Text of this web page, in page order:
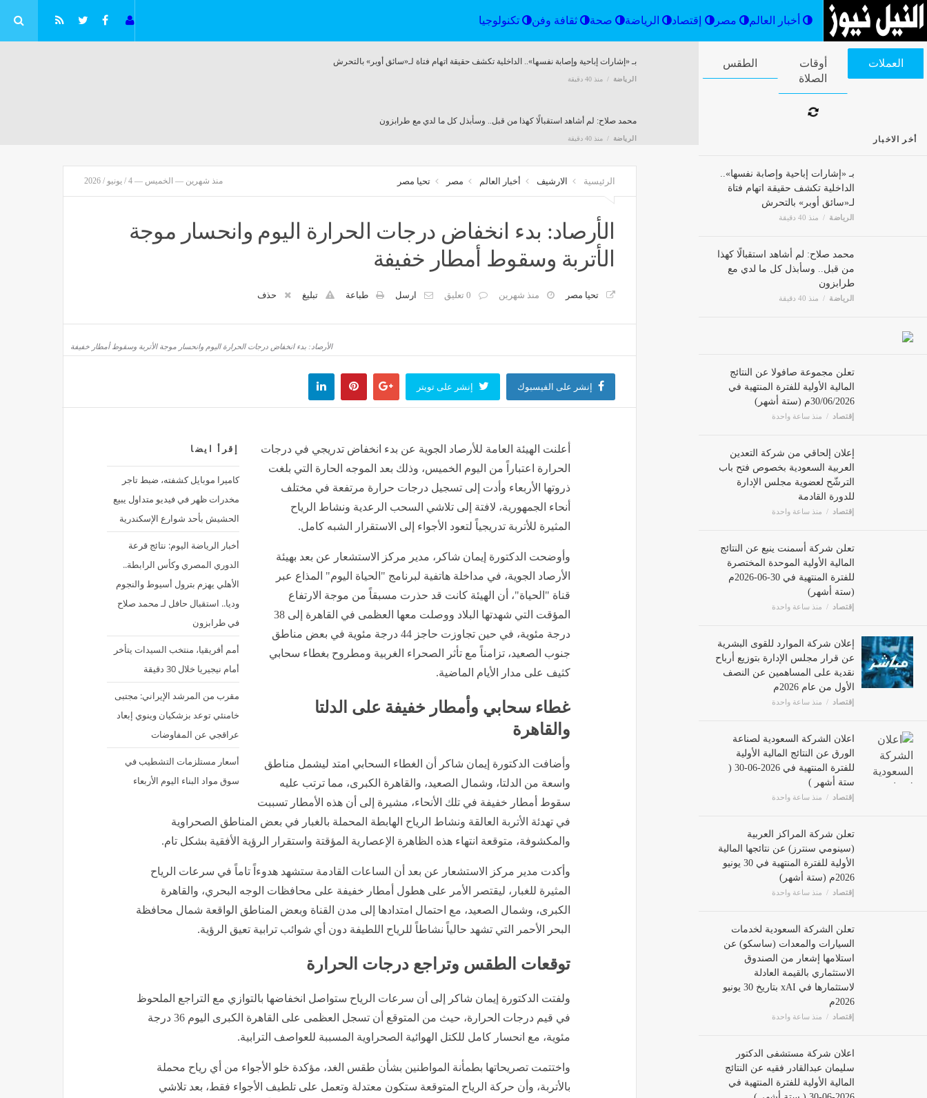
أخبار العالم مصر إقتصاد الرياضة صحة ثقافة وفن
العملات أوقات الصلاة الطقس
أخر الاخبار
الداخلية تكشف حقيقة اتهام فتاة
لـ«سائق أوبر» بالتحرش
منذ 40 دقيقة
محمد صلاح: لم أشاهد استقبالًا كهذا
من قبل.. وسأبذل كل ما لدي مع
طرابزون
الرياضة
المالية الأولية للفترة المنتهية في
30/06/2026م (ستة أشهر)
منذ ساعة واحدة
العربية السعودية بخصوص فتح باب
الترشّح لعضوية مجلس الإدارة
للدورة القادمة
إقتصاد
تعلن شركة أسمنت ينبع عن النتائج
المالية الأولية الموحدة المختصرة
للفترة المنتهية في 30-06-2026م
(ستة أشهر)
إقتصاد منذ ساعة واحدة
عن قرار مجلس الإدارة بتوزيع أرباح
نقدية على المساهمين عن النصف
الأول من عام 2026م
إقتصاد منذ ساعة واحدة
الورق عن النتائج المالية الأولية
ستة أشهر )
منذ ساعة واحدة
(سينومي سنترز) عن نتائجها المالية
الأولية للفترة المنتهية في 30 يونيو
2026م (ستة أشهر)
منذ ساعة واحدة
السيارات والمعدات (ساسكو) عن
استلامها إشعار من الصندوق
الاستثماري بالقيمة العادلة
2026م
سليمان عبدالقادر فقيه عن النتائج
المالية الأولية للفترة المنتهية في
2026-06-30 ( ستة أشهر )
بـ «إشارات إباحية وإصابة نفسها».. الداخلية تكشف حقيقة اتهام فتاة لـ«سائق أوبر» بالتحرش
الرياضة منذ 40 دقيقة
محمد صلاح: لم أشاهد استقبالًا كهذا من قبل.. وسأبذل كل ما لدي مع طرابزون
تعلن مجموعة صافولا عن النتائج المالية الأولية للفترة المنتهية في 30/06/2026م (ستة أشهر)
منذ ساعة واحدة
إعلان إلحاقي من شركة التعدين العربية السعودية بخصوص فتح باب الترشّح لعضوية مجلس الإدارة للدورة القادمة
منذ ساعة واحدة
إعلان شركة الموارد للقوى البشرية عن قرار مجلس الإدارة بتوزيع أرباح نقدية على المساهمين عن النصف الأول من عام 2026م
إقتصاد منذ ساعة واحدة
اعلان الشركة السعودية لصناعة الورق عن النتائج المالية الأولية للفترة المنتهية في 2026-06-30 ( ستة أشهر )
منذ ساعة واحدة
منذ ساعة واحدة
تعلن الشركة السعودية لخدمات السيارات والمعدات (ساسكو) عن استلامها إشعار من الصندوق الاستثماري بالقيمة العادلة لاستثمارها في xAI بتاريخ 30 يونيو 2026م
منذ ساعة واحدة
اعلان شركة مستشفى الدكتور سليمان عبدالقادر فقيه عن النتائج المالية الأولية للفترة المنتهية في 2026-06-30 ( ستة أشهر )
منذ ساعة واحدة
الرئيسية الارشيف أخبار العالم مصر تحيا مصر منذ شهرين — الخميس — 4 / يونيو / 2026
الأرصاد: بدء انخفاض درجات الحرارة اليوم وانحسار موجة
الأتربة وسقوط أمطار خفيفة
تحيا مصر منذ شهرين 0 تعليق ارسل طباعة تبليغ حذف
الأرصاد: بدء انخفاض درجات الحرارة اليوم وانحسار موجة الأتربة وسقوط أمطار خفيفة
إنشر على الفيسبوك إنشر على تويتر
إقرأ ايضا
كاميرا موبايل كشفته، ضبط تاجر
مخدرات ظهر في فيديو متداول يبيع
الحشيش بأحد شوارع الإسكندرية
أخبار الرياضة اليوم: نتائج قرعة
الدوري المصري وكأس الرابطة..
الأهلي يهزم بترول أسيوط والنجوم
وديا.. استقبال حافل لـ محمد صلاح
في طرابزون
أمم أفريقيا، منتخب السيدات يتأخر
أمام نيجيريا خلال 30 دقيقة
مقرب من المرشد الإيراني: مجتبى
خامنئي توعد بزشكيان وينوي إبعاد
عراقجي عن المفاوضات
أسعار مستلزمات التشطيب في
سوق مواد البناء اليوم الأربعاء
أعلنت الهيئة العامة للأرصاد الجوية عن بدء انخفاض تدريجي في درجات
الحرارة اعتباراً من اليوم الخميس، وذلك بعد الموجه الحارة التي بلغت
ذروتها الأربعاء وأدت إلى تسجيل درجات حرارة مرتفعة في مختلف
أنحاء الجمهورية، لافتة إلى تلاشي السحب الرعدية ونشاط الرياح
المثيرة للأتربة تدريجياً لتعود الأجواء إلى الاستقرار الشبه كامل.
​وأوضحت الدكتورة إيمان شاكر، مدير مركز الاستشعار عن بعد بهيئة
الأرصاد الجوية، في مداخلة هاتفية لبرنامج "الحياة اليوم" المذاع عبر
قناة "الحياة"، أن الهيئة كانت قد حذرت مسبقاً من موجة الارتفاع
المؤقت التي شهدتها البلاد ووصلت معها العظمى في القاهرة إلى 38
درجة مئوية، في حين تجاوزت حاجز 44 درجة مئوية في بعض مناطق
جنوب الصعيد، تزامناً مع تأثر الصحراء الغربية ومطروح بغطاء سحابي
كثيف على مدار الأيام الماضية.
​غطاء سحابي وأمطار خفيفة على الدلتا
والقاهرة
​وأضافت الدكتورة إيمان شاكر أن الغطاء السحابي امتد ليشمل مناطق
واسعة من الدلتا، وشمال الصعيد، والقاهرة الكبرى، مما ترتب عليه
سقوط أمطار خفيفة في تلك الأنحاء، مشيرة إلى أن هذه الأمطار تسببت
في تهدئة الأتربة العالقة ونشاط الرياح الهابطة المحملة بالغبار في بعض المناطق الصحراوية
والمكشوفة، متوقعة انتهاء هذه الظاهرة الإعصارية المؤقتة واستقرار الرؤية الأفقية بشكل تام.
​وأكدت مدير مركز الاستشعار عن بعد أن الساعات القادمة ستشهد هدوءاً تاماً في سرعات الرياح
المثيرة للغبار، ليقتصر الأمر على هطول أمطار خفيفة على محافظات الوجه البحري، والقاهرة
الكبرى، وشمال الصعيد، مع احتمال امتدادها إلى مدن القناة وبعض المناطق الواقعة شمال محافظة
البحر الأحمر التي تشهد حالياً نشاطاً للرياح اللطيفة دون أي شوائب ترابية تعيق الرؤية.
​توقعات الطقس وتراجع درجات الحرارة
​ولفتت الدكتورة إيمان شاكر إلى أن سرعات الرياح ستواصل انخفاضها بالتوازي مع التراجع الملحوظ
في قيم درجات الحرارة، حيث من المتوقع أن تسجل العظمى على القاهرة الكبرى اليوم 36 درجة
مئوية، مع انحسار كامل للكتل الهوائية الصحراوية المسببة للعواصف الترابية.
​واختتمت تصريحاتها بطمأنة المواطنين بشأن طقس الغد، مؤكدة خلو الأجواء من أي رياح محملة
بالأتربة، وأن حركة الرياح المتوقعة ستكون معتدلة وتعمل على تلطيف الأجواء فقط، بعد تلاشي